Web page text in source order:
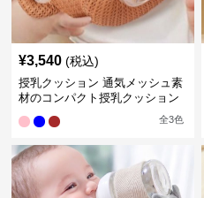
¥3,540 (税込)
授乳クッション 通気メッシュ素
材のコンパクト授乳クッション
全3色